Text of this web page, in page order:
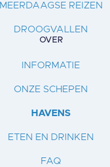
MEERDAAGSE REIZEN
DROOGVALLEN
OVER
INFORMATIE
ONZE SCHEPEN
HAVENS
ETEN EN DRINKEN
FAQ